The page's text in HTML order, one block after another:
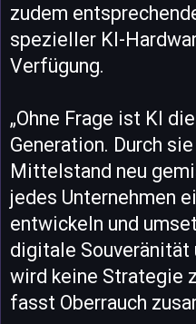
zudem
spezieller KI-
Verfügung.
„Ohne Frage ist KI
Generation. Durch
Mittelstand neu
jedes Unternehmen
entwickeln und
digitale
wird keine Strategie
fasst Oberrauch